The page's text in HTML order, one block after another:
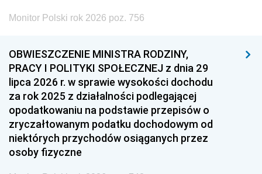
Monitor Polski rok 2026 poz. 756
OBWIESZCZENIE MINISTRA RODZINY,
PRACY I POLITYKI SPOŁECZNEJ z dnia 29
lipca 2026 r. w sprawie wysokości dochodu
za rok 2025 z działalności podlegającej
opodatkowaniu na podstawie przepisów o
zryczałtowanym podatku dochodowym od
niektórych przychodów osiąganych przez
osoby fizyczne